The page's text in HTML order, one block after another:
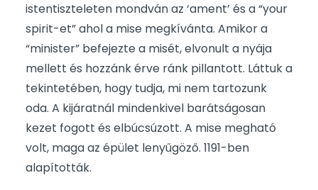
istentiszteleten mondván az ‘ament’ és a “your
spirit-et” ahol a mise megkívánta. Amikor a
“minister” befejezte a misét, elvonult a nyája
mellett és hozzánk érve ránk pillantott. Láttuk a
tekintetében, hogy tudja, mi nem tartozunk
oda. A kijáratnál mindenkivel barátságosan
kezet fogott és elbúcsúzott. A mise megható
volt, maga az épület lenyűgöző. 1191-ben
alapították.